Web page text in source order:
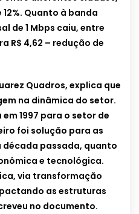
Quanto à banda
de 1 Mbps caiu, entre
R$ 4,62 – redução de
Quadros, explica que
na dinâmica do setor.
1997 para o setor de
foi solução para as
década passada, quanto
e tecnológica.
via transformação
as estruturas
no documento.